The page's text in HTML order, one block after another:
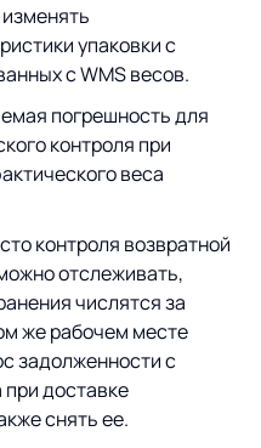
упаковки с
с WMS весов.
погрешность для
контроля при
веса
контроля возвратной
отслеживать,
числятся за
же рабочем месте
задолженности с
при доставке
снять ее.